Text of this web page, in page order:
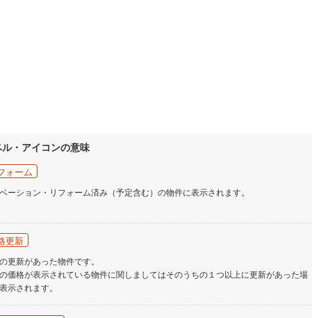
ル・アイコンの意味
ォーム
ーション・リフォーム済み（予定含む）の物件に表示されます。
更新
更新があった物件です。
価格が表示されている物件に関しましてはそのうちの１つ以上に更新があった場
示されます。